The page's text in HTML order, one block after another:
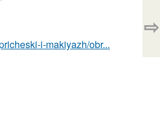
i-makiyazh/obr...
⇨